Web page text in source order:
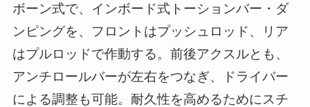
ボーン式で、インボード式トーションバー・ダ
ンピングを、フロントはプッシュロッド、リア
はプルロッドで作動する。前後アクスルとも、
アンチロールバーが左右をつなぎ、ドライバー
による調整も可能。耐久性を高めるためにスチ